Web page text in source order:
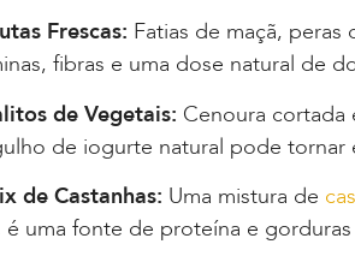
Frescas: Fatias de maçã, peras
fibras e uma dose natural de
de Vegetais: Cenoura cortada
de iogurte natural pode tornar
de Castanhas: Uma mistura de
é uma fonte de proteína e